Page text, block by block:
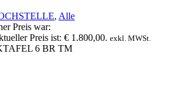
, Alle
Preis war:
Preis ist: € 1.800,00. exkl. MWSt.
6 BR TM